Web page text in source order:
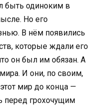
быть одиноким в
Но его
В нём появились
которые ждали его
он был им обязан. А
И они, по своим,
мир до конца —
перед грохочущим